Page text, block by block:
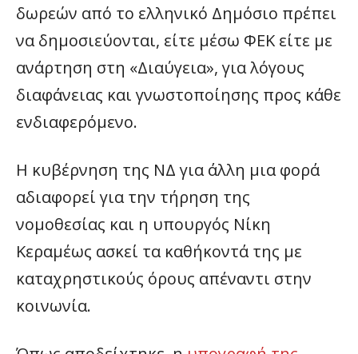
δωρεών από το ελληνικό Δημόσιο πρέπει
να δημοσιεύονται, είτε μέσω ΦΕΚ είτε με
ανάρτηση στη «Διαύγεια», για λόγους
διαφάνειας και γνωστοποίησης προς κάθε
ενδιαφερόμενο.
Η κυβέρνηση της ΝΔ για άλλη μια φορά
αδιαφορεί για την τήρηση της
νομοθεσίας και η υπουργός Νίκη
Κεραμέως ασκεί τα καθήκοντά της με
καταχρηστικούς όρους απέναντι στην
κοινωνία.